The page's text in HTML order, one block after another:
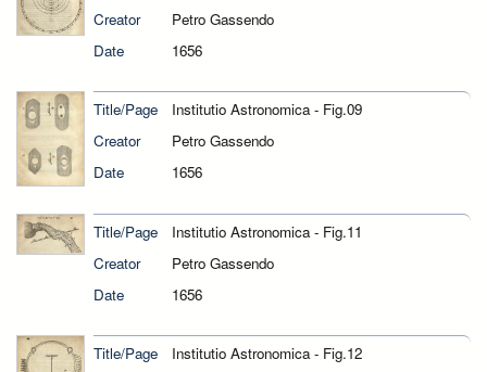
Creator
Petro Gassendo
Date
1656
Title/Page
Institutio Astronomica - Fig.09
Creator
Petro Gassendo
Date
1656
Title/Page
Institutio Astronomica - Fig.11
Creator
Petro Gassendo
Date
1656
Title/Page
Institutio Astronomica - Fig.12